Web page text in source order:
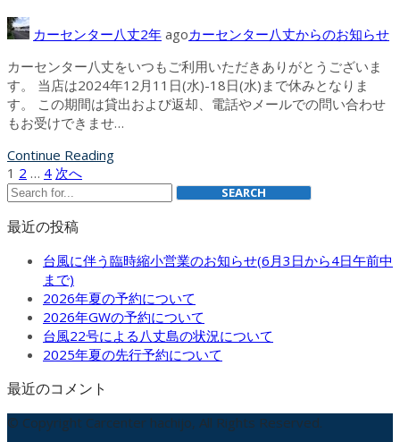
カーセンター八丈2年 agoカーセンター八丈からのお知らせ
カーセンター八丈をいつもご利用いただきありがとうございま
す。 当店は2024年12月11日(水)-18日(水)まで休みとなりま
す。 この期間は貸出および返却、電話やメールでの問い合わせ
もお受けできませ…
Continue Reading
投
稿
の
り
1 2 … 4 次へ
SEARCH
最近の投稿
台風に伴う臨時縮小営業のお知らせ(6月3日から4日午前中
まで)
2026年夏の予約について
2026年GWの予約について
台風22号による八丈島の状況について
2025年夏の先行予約について
最近のコメント
© Copyright Carcenter hachijo, All Rights Reserved.